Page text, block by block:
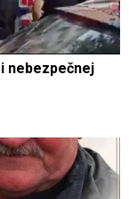
nebezpečnej